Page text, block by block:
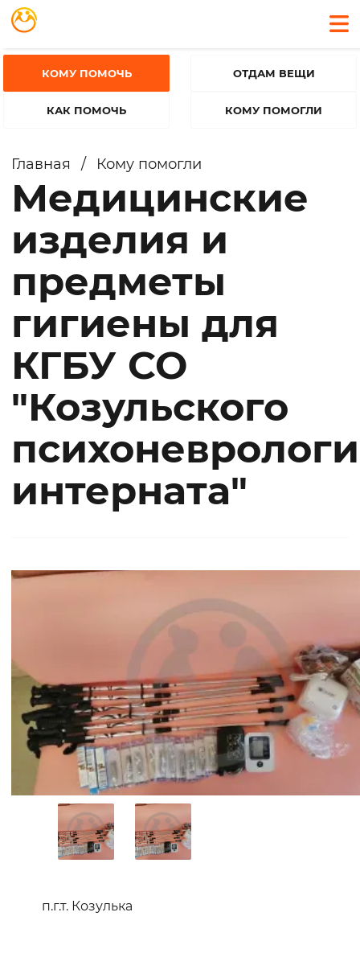
КОМУ ПОМОЧЬ
КАК ПОМОЧЬ
ОТДАМ ВЕЩИ
КОМУ ПОМОГЛИ
Главная / Кому помогли
Медицинские
изделия и
предметы
гигиены для
КГБУ СО
"Козульского
интерната"
п.г.т. Козулька